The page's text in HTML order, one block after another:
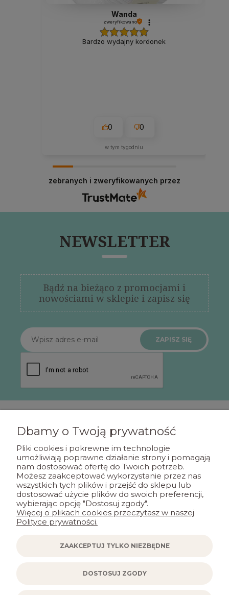
Wanda
zweryfikowano
Bardzo wydajny kordonek
0 0
w tym tygodniu
zebranych i zweryfikowanych przez
NEWSLETTER
Bądź na bieżąco z promocjami i
nowościami w sklepie i zapisz się
ZAPISZ SIĘ
POMOC
MOJE KONTO
PŁATNOŚCI I DOSTAWA
INFORMACJE
Dbamy o Twoją prywatność
Pliki cookies i pokrewne im technologie
umożliwiają poprawne działanie strony i pomagają
nam dostosować ofertę do Twoich potrzeb.
Możesz zaakceptować wykorzystanie przez nas
wszystkich tych plików i przejść do sklepu lub
dostosować użycie plików do swoich preferencji,
wybierając opcję "Dostosuj zgody".
Więcej o plikach cookies przeczytasz w naszej
Polityce prywatności.
ZAAKCEPTUJ TYLKO NIEZBĘDNE
DOSTOSUJ ZGODY